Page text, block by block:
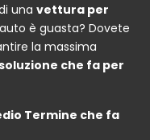
una vettura per
è guasta? Dovete
la massima
che fa per
Termine che fa